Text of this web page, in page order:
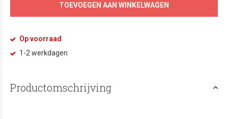
TOEVOEGEN AAN WINKELWAGEN
Op voorraad
1-2 werkdagen
Productomschrijving